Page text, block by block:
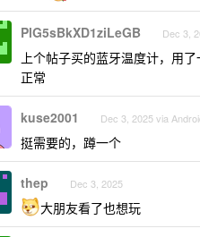
PlG5sBkXD1ziLeGB Dec 3,
上个帖子买的蓝牙温度计，用
正常
kuse2001 Dec 3, 2025 via
挺需要的，蹲一个
thep Dec 3, 2025
大朋友看了也想玩